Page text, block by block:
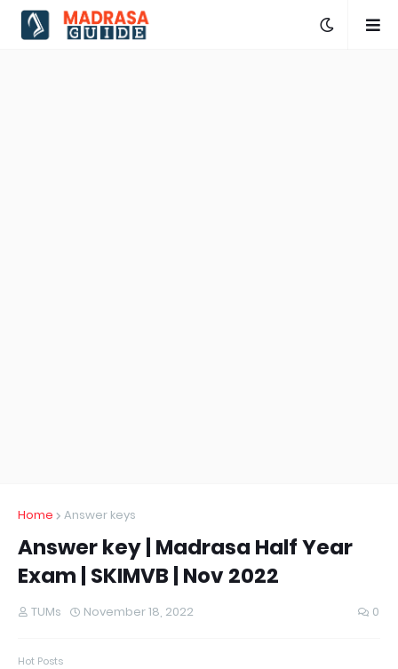
Home Answer keys
Answer key | Madrasa Half Year
Exam | SKIMVB | Nov 2022
TUMs November 18, 2022 0
Hot Posts